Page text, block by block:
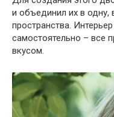
и объединил их в одну,
пространства.
самостоятельно – все
вкусом.